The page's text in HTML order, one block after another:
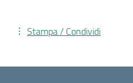
Stampa / Condividi